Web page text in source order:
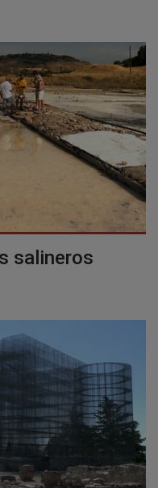
salineros